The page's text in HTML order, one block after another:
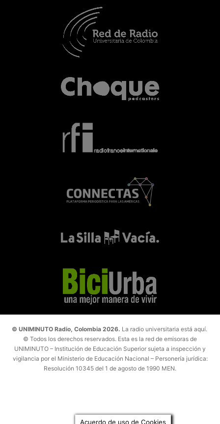
© UNIMINUTO Radio, Colombia 2026. La radio universitaria está aquí.
© Todos los derechos reservados. Esta es la red de emisoras de
UNIMINUTO – Institución de Educación Superior sujeta a inspección y
vigilancia por el Ministerio de Educación Nacional – Personería jurídica:
Resolución 10345 del 1 de agosto de 1990 MEN.
Acuerdo de uso de Cookies